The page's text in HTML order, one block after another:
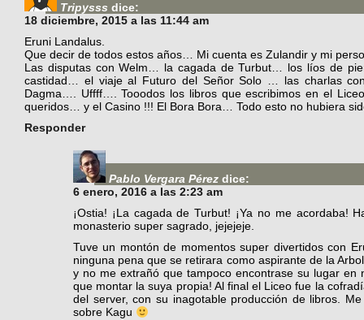
Tripysss dice:
18 diciembre, 2015 a las 11:44 am
Eruni Landalus.
Que decir de todos estos años… Mi cuenta es Zulandir y mi
Las disputas con Welm… la cagada de Turbut… los líos de
castidad… el viaje al Futuro del Señor Solo … las charlas
Dagma…. Uffff…. Tooodos los libros que escribimos en el
queridos… y el Casino !!! El Bora Bora… Todo esto no hubiera
Responder
Pablo Vergara Pérez dice:
6 enero, 2016 a las 2:23 am
¡Ostia! ¡La cagada de Turbut! ¡Ya no me acordaba!
monasterio super sagrado, jejejeje.
Tuve un montón de momentos super divertidos con
ninguna pena que se retirara como aspirante de la
y no me extrañó que tampoco encontrase su lugar en
que montar la suya propia! Al final el Liceo fue la
del server, con su inagotable producción de libros.
sobre Kagu